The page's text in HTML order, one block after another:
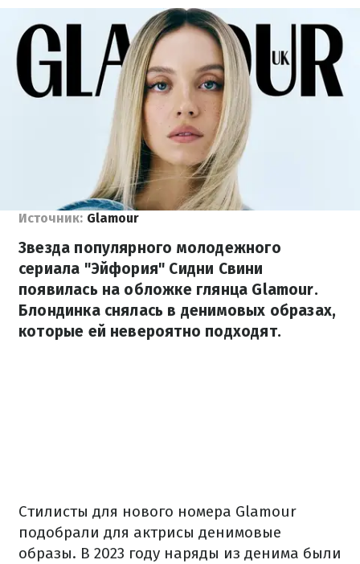
Источник: Glamour
Звезда популярного молодежного
сериала "Эйфория" Сидни Свини
появилась на обложке глянца Glamour.
Блондинка снялась в денимовых образах,
которые ей невероятно подходят.
Стилисты для нового номера Glamour
подобрали для актрисы денимовые
образы. В 2023 году наряды из денима были